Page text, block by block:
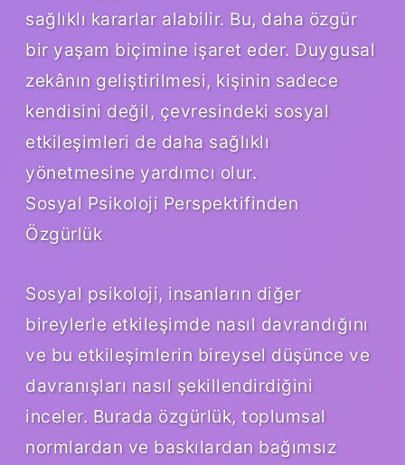
sağlıklı kararlar alabilir. Bu, daha özgür
bir yaşam biçimine işaret eder. Duygusal
zekânın geliştirilmesi, kişinin sadece
kendisini değil, çevresindeki sosyal
etkileşimleri de daha sağlıklı
yönetmesine yardımcı olur.
Sosyal Psikoloji Perspektifinden
Özgürlük
Sosyal psikoloji, insanların diğer
bireylerle etkileşimde nasıl davrandığını
ve bu etkileşimlerin bireysel düşünce ve
davranışları nasıl şekillendirdiğini
inceler. Burada özgürlük, toplumsal
normlardan ve baskılardan bağımsız